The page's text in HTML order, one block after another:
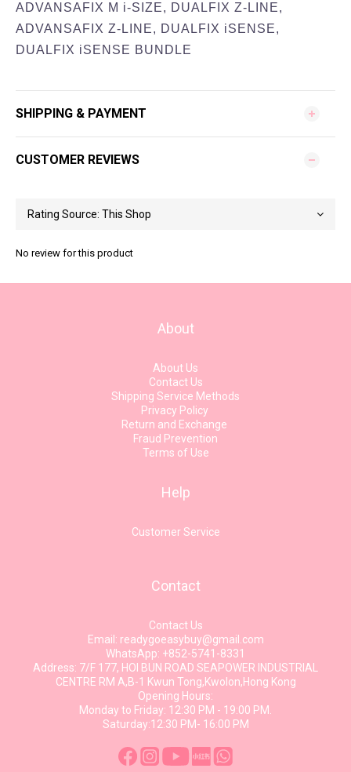
ADVANSAFIX M i-SIZE, DUALFIX Z-LINE,
ADVANSAFIX Z-LINE, DUALFIX iSENSE,
DUALFIX iSENSE BUNDLE
SHIPPING & PAYMENT
CUSTOMER REVIEWS
No review for this product
About
About Us
Contact Us
Shipping Service Methods
Privacy Policy
Return and Exchange
Fraud Prevention
Terms of Use
Help
Customer Service
Contact
Contact Us
Email: readygoeasybuy@gmail.com
WhatsApp: +852-5741-8331
Address: 7/F 177, HOI BUN ROAD SEAPOWER INDUSTRIAL
CENTRE RM A,B-1 Kwun Tong,Kwolon,Hong Kong
Opening Hours:
Monday to Friday: 12:30 PM - 19:00 PM.
Saturday:12:30 PM- 16:00 PM